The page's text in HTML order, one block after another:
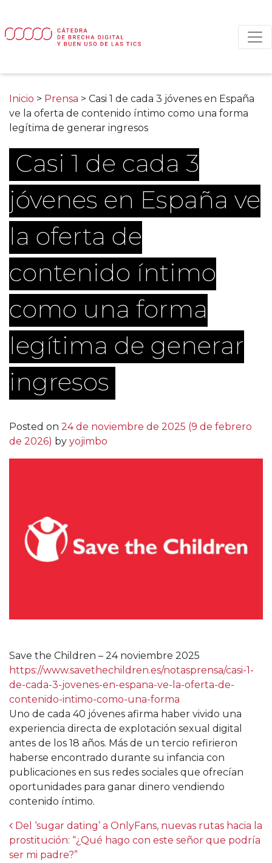
Main Navigation
Inicio > Prensa > Casi 1 de cada 3 jóvenes en España
ve la oferta de contenido íntimo como una forma
legítima de generar ingresos
Casi 1 de cada 3
jóvenes en España ve
la oferta de
contenido íntimo
como una forma
legítima de generar
ingresos
Posted on 24 de noviembre de 2025 (9 de febrero
de 2026) by yojimbo
Save the Children – 24 noviembre 2025
https://www.savethechildren.es/notasprensa/casi-1-
de-cada-3-jovenes-en-espana-ve-la-oferta-de-
contenido-intimo-como-una-forma
Uno de cada 40 jóvenes afirma haber vivido una
experiencia directa de explotación sexual digital
antes de los 18 años. Más de un tercio refirieron
haberse encontrado durante su infancia con
publicaciones en sus redes sociales que ofrecían
oportunidades para ganar dinero vendiendo
contenido íntimo.
Post navigation
Del ‘sugar dating’ a OnlyFans, nuevas rutas hacia la
prostitución: “¿Qué hago con este señor que podría
ser mi padre?”